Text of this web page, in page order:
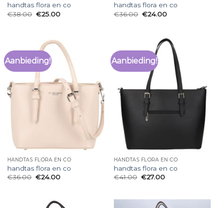
handtas flora en co
€38.00 €25.00
handtas flora en co
€36.00 €24.00
Aanbieding!
HANDTAS FLORA EN CO
handtas flora en co
€36.00 €24.00
Aanbieding!
HANDTAS FLORA EN CO
handtas flora en co
€41.00 €27.00